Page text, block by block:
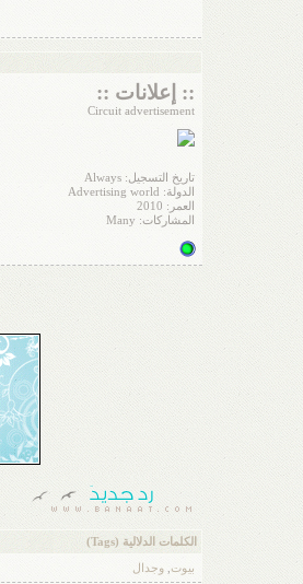
:: إعلانات ::
Circuit advertisement
تاريخ التسجيل: Always
الدولة: Advertising world
العمر: 2010
المشاركات: Many
الكلمات الدلالية (Tags)
بيوت ,وجدال